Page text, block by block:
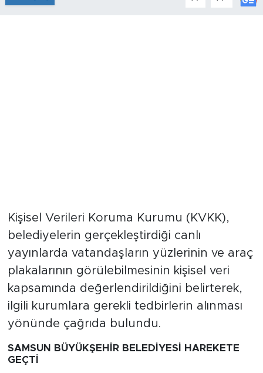
Kişisel Verileri Koruma Kurumu (KVKK),
belediyelerin gerçekleştirdiği canlı
yayınlarda vatandaşların yüzlerinin ve araç
plakalarının görülebilmesinin kişisel veri
kapsamında değerlendirildiğini belirterek,
ilgili kurumlara gerekli tedbirlerin alınması
yönünde çağrıda bulundu.
SAMSUN BÜYÜKŞEHİR BELEDİYESİ HAREKETE
GEÇTİ